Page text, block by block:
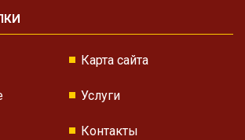
Карта сайта
Услуги
Контакты